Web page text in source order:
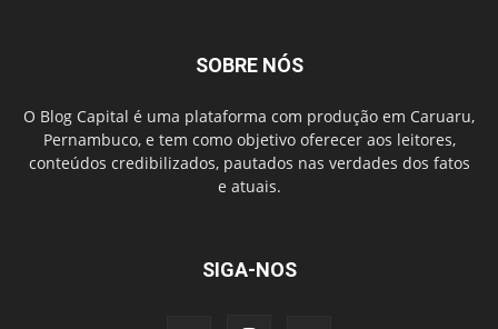
SOBRE NÓS
O Blog Capital é uma plataforma com produção em Caruaru,
Pernambuco, e tem como objetivo oferecer aos leitores,
conteúdos credibilizados, pautados nas verdades dos fatos
e atuais.
SIGA-NOS